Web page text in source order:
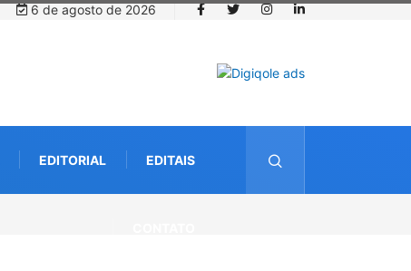
6 de agosto de 2026
EDITORIAL EDITAIS